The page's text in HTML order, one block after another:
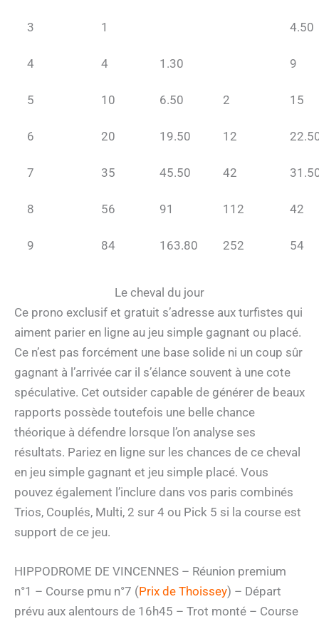
3 1 4.50
4 4 1.30 9
5 10 6.50 2 15
6 20 19.50 12
7 35 45.50 42
8 56 91 112 42
9 84 163.80 252 54
Le cheval du jour
Ce prono exclusif et gratuit s’adresse aux turfistes qui
aiment parier en ligne au jeu simple gagnant ou placé.
Ce n’est pas forcément une base solide ni un coup sûr
gagnant à l’arrivée car il s’élance souvent à une cote
spéculative. Cet outsider capable de générer de beaux
rapports possède toutefois une belle chance
théorique à défendre lorsque l’on analyse ses
résultats. Pariez en ligne sur les chances de ce cheval
en jeu simple gagnant et jeu simple placé. Vous
pouvez également l’inclure dans vos paris combinés
Trios, Couplés, Multi, 2 sur 4 ou Pick 5 si la course est
support de ce jeu.
HIPPODROME DE VINCENNES – Réunion premium
n°1 – Course pmu n°7 (Prix de Thoissey) – Départ
prévu aux alentours de 16h45 – Trot monté – Course